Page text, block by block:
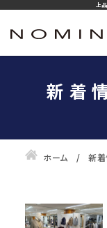
上
新着
ホーム 新